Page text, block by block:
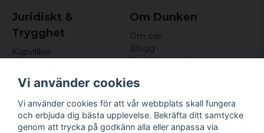
Juridiskt &
Trygghet
Köpvillkor
Om cookies
Om Dunken
Om oss
Blogg
Omdömen och
Nyhetsbrev
Kundklubb
Företagsuppgifter
Vi använder cookies
Vi använder cookies för att vår webbplats skall fungera
och erbjuda dig bästa upplevelse. Bekräfta ditt samtycke
genom att trycka på godkänn alla eller anpassa via